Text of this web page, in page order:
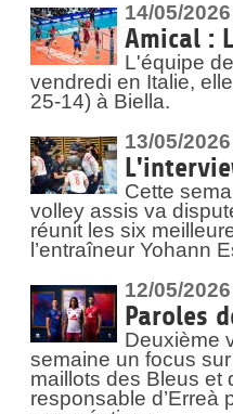
14/05/2026
Amical :
L'équipe
vendredi en Italie,
25-14) à Biella.
13/05/2026
Cette
volley assis va
réunit les six
l’entraîneur Yohann
12/05/2026
Paroles
Deuxième
semaine un focus
maillots des Bleus et
responsable d’Erreà